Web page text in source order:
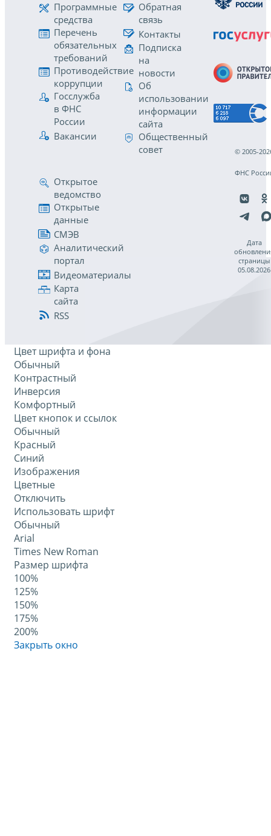
Программные
средства
Перечень
обязательных
требований
Противодействие
коррупции
Госслужба
в ФНС
России
Вакансии
Обратная
связь
Контакты
Подписка
на
новости
Об
использовании
информации
сайта
Общественный
совет
Открытое
ведомство
Открытые
данные
СМЭВ
Аналитический
портал
Видеоматериалы
Карта
сайта
RSS
© 2005-
ФНС
Дата
страницы
05.08.2026
Цвет шрифта и фона
Обычный
Контрастный
Инверсия
Комфортный
Цвет кнопок и ссылок
Обычный
Красный
Синий
Изображения
Цветные
Отключить
Использовать шрифт
Обычный
Arial
Times New Roman
Размер шрифта
100%
125%
150%
175%
200%
Закрыть окно